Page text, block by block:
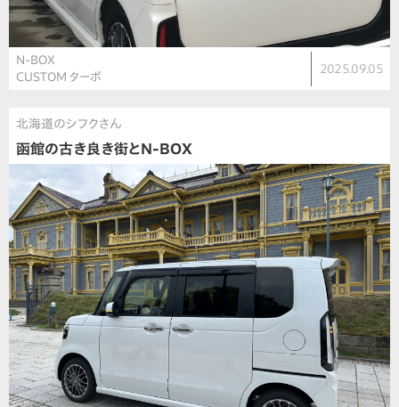
N-BOX
CUSTOM ターボ
2025.09.05
北海道のシフクさん
函館の古き良き街とN-BOX